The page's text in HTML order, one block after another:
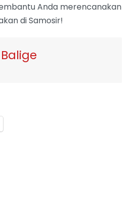
Anda merencanakan
di Samosir!